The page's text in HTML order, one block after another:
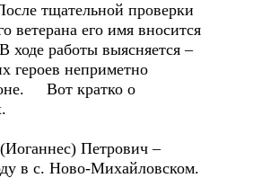
тщательной проверки
ветерана его имя вносится
ходе работы выясняется –
героев неприметно
Вот кратко о
Петрович –
в с. Ново-Михайловском.